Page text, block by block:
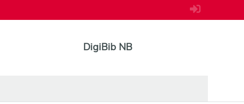
DigiBib NB